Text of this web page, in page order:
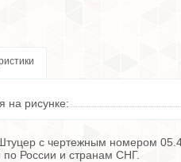
на рисунке:
с чертежным номером
по России и странам СНГ.